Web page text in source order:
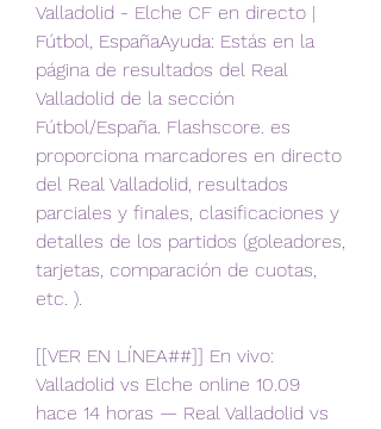
Valladolid - Elche CF en directo |
Fútbol, EspañaAyuda: Estás en la
página de resultados del Real
Valladolid de la sección
Fútbol/España. Flashscore. es
proporciona marcadores en directo
del Real Valladolid, resultados
parciales y finales, clasificaciones y
detalles de los partidos (goleadores,
tarjetas, comparación de cuotas,
etc. ).
[[VER EN LÍNEA##]] En vivo:
Valladolid vs Elche online 10.09
hace 14 horas — Real Valladolid vs